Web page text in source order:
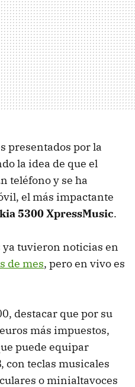
presentados por la
la idea de que el
teléfono y se ha
el más impactante
5300 XpressMusic.
ya tuvieron noticias en
de mes, pero en vivo es
destacar que por su
más impuestos,
puede equipar
con teclas musicales
o minialtavoces